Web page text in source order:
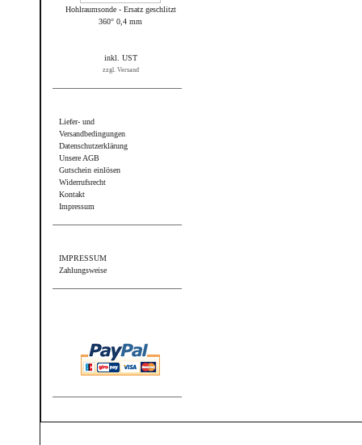
Hohlraumsonde - Ersatz geschlitzt
360° 0,4 mm
inkl. UST
zzgl. Versand
Liefer- und
Versandbedingungen
Datenschutzerklärung
Unsere AGB
Gutschein einlösen
Widerrufsrecht
Kontakt
Impressum
IMPRESSUM
Zahlungsweise